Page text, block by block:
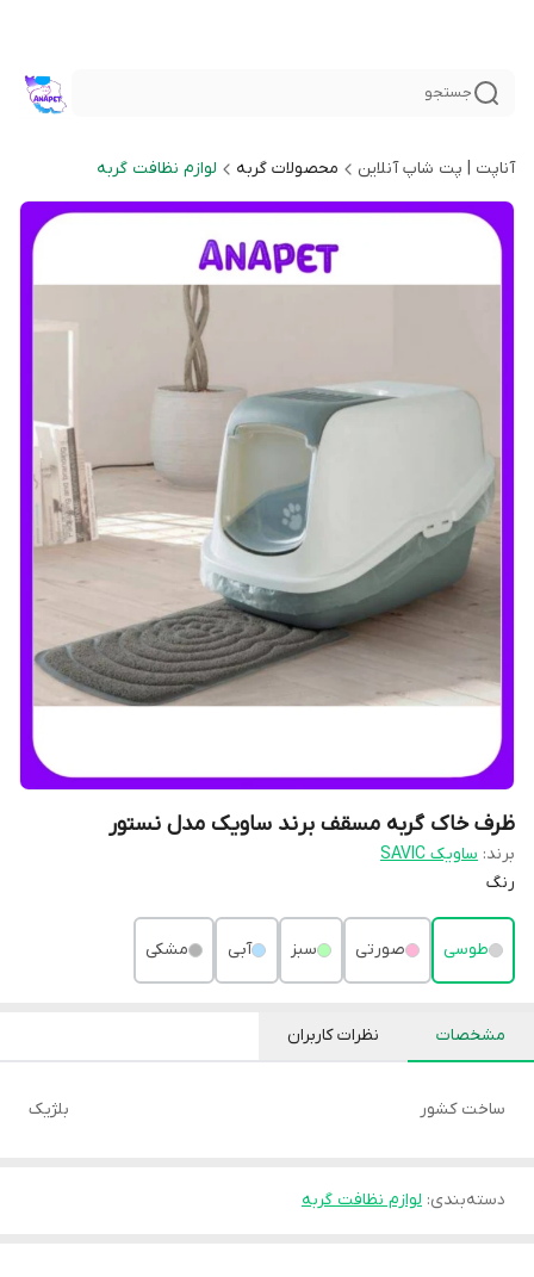
جستجو
آناپت | پت شاپ آنلاین محصولات گربه لوازم نظافت گربه
ظرف خاک گربه مسقف برند ساویک مدل نستور
برند: ساویک SAVIC
رنگ
طوسی صورتی سبز آبی مشکی
مشخصات نظرات کاربران
ساخت کشور بلژیک
دسته‌بندی: لوازم نظافت گربه